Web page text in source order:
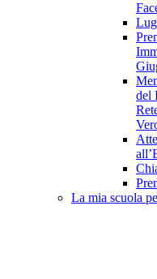
del
La mia scuola